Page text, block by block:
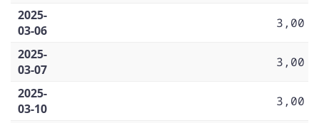
2025-
03-06
3,00
2025-
03-07
3,00
2025-
03-10
3,00